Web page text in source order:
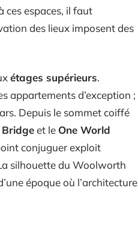
ces espaces, il faut
des lieux imposent des
étages supérieurs.
appartements d’exception ;
Depuis le sommet coiffé
et le One World
conjuguer exploit
silhouette du Woolworth
époque où l’architecture